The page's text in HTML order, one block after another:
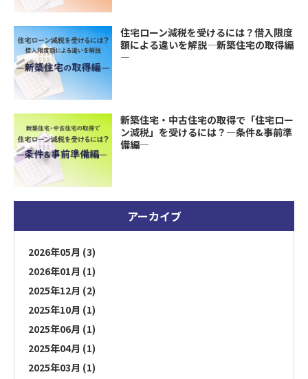
住宅ローン減税を受けるには？借入限度
額による違いを解説―新築住宅の取得編
―
新築住宅・中古住宅の取得で「住宅ロー
ン減税」を受けるには？―条件&事前準
備編―
アーカイブ
2026年05月 (3)
2026年01月 (1)
2025年12月 (2)
2025年10月 (1)
2025年06月 (1)
2025年04月 (1)
2025年03月 (1)